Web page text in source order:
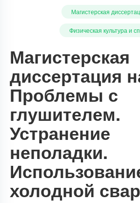
Магистерская
Физическая культура и
Магистерская
диссертация
Проблемы с
глушителем.
Устранение
неполадки.
холодной